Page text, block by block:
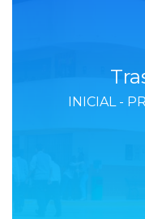
INICIAL -